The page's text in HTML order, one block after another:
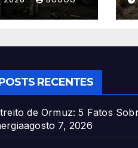
RECENTES
de Ormuz: 5 Fatos
agosto 7, 2026